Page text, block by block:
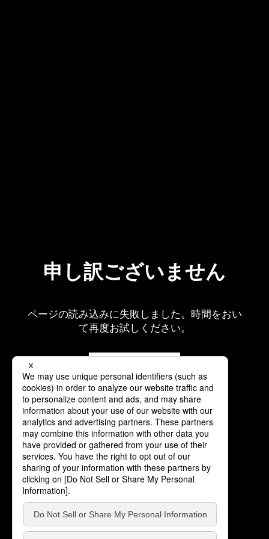
申し訳ございません
ページの読み込みに失敗しました。時間をおい
て再度お試しください。